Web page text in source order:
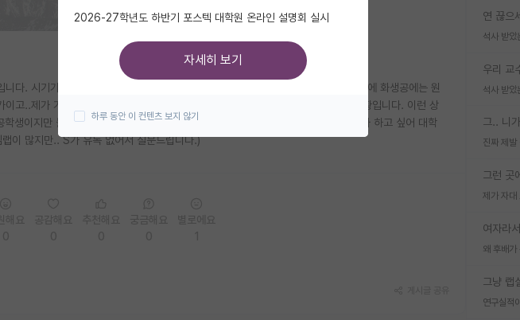
여자라서
다. 시기가 시기인만큼 요즘 관심분야와 연관됨 랩을 찾는데 1지망으로 생각한 S대에 화생공에는 원
고..제가 가고싶은 나노 재료/소재는 아무리 봐도 재료공학과 연구실 말고 없는 상황입니다. 이런 상
생이지만 물리화학 때 잠깜 접한 나노입자에 흥미가 생겨 나노입자를 응용한 연구가 하고 싶어 대학
이 많지만.. S가 유독 없어서 질문드립니다.)
2026-27학년도 하반기 포스텍 대학원 온라인 설명회 실시
자세히 보기
하루 동안 이 컨텐츠 보지 않기